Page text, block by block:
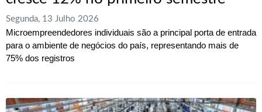
Segunda, 13 Julho 2026
Microempreendedores individuais são a principal porta de entrada
para o ambiente de negócios do país, representando mais de
75% dos registros